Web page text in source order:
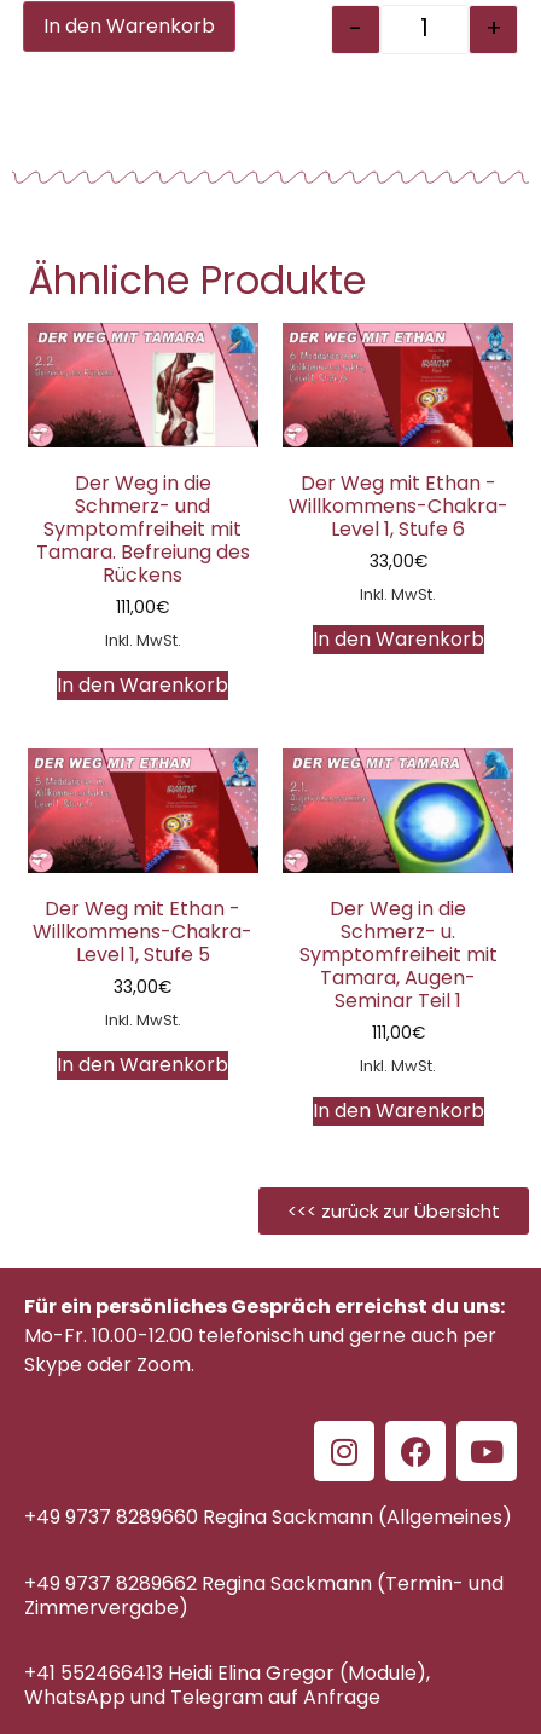
- +
In den Warenkorb Alternative:
Ähnliche Produkte
Der Weg in die
Schmerz- und
Symptomfreiheit mit
Tamara. Befreiung des
Rückens
111,00€
Inkl. MwSt.
In den Warenkorb
Der Weg mit Ethan -
Willkommens-Chakra-
Level 1, Stufe 6
33,00€
Inkl. MwSt.
In den Warenkorb
Der Weg mit Ethan -
Willkommens-Chakra-
Level 1, Stufe 5
33,00€
Inkl. MwSt.
In den Warenkorb
Der Weg in die
Schmerz- u.
Symptomfreiheit mit
Tamara, Augen-
Seminar Teil 1
111,00€
Inkl. MwSt.
In den Warenkorb
<<< zurück zur Übersicht
Für ein persönliches Gespräch erreichst du uns:
Mo-Fr. 10.00-12.00 telefonischund gerne auch per
Skype oder Zoom.
+49 9737 8289660 Regina Sackmann (Allgemeines)
+49 9737 8289662 Regina Sackmann (Termin- und
Zimmervergabe)
+41 552466413 Heidi Elina Gregor (Module),
WhatsApp und Telegram auf Anfrage